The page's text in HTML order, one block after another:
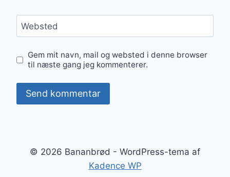
Websted
Gem mit navn, mail og websted i denne browser
til næste gang jeg kommenterer.
© 2026 Bananbrød - WordPress-tema af
Kadence WP